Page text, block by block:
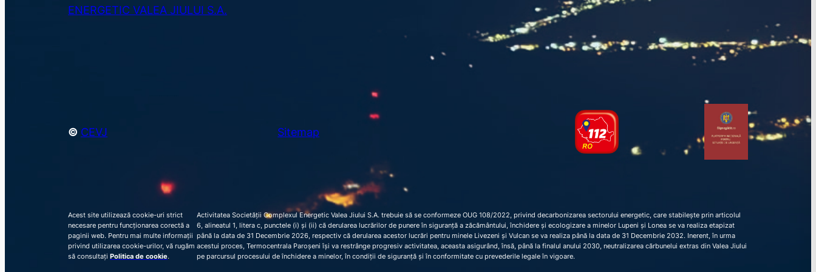
ENERGETIC VALEA JIULUI S.A.
© CEVJ Sitemap
Acest site utilizează cookie-uri strict
necesare pentru funcționarea corectă a
paginii web. Pentru mai multe informații
privind utilizarea cookie-urilor, vă rugăm
să consultați Politica de cookie.
Activitatea Societății Complexul Energetic Valea Jiului S.A. trebuie să se conformeze OUG 108/2022, privind decarbonizarea sectorului energetic, care stabilește prin articolul
6, alineatul 1, litera c, punctele (i) și (ii) că derularea lucrărilor de punere în siguranță a zăcământului, închidere și ecologizare a minelor Lupeni și Lonea se va realiza etapizat
până la data de 31 Decembrie 2026, respectiv că derularea acestor lucrări pentru minele Livezeni și Vulcan se va realiza până la data de 31 Decembrie 2032. Inerent, în urma
acestui proces, Termocentrala Paroșeni își va restrânge progresiv activitatea, aceasta asigurând, însă, până la finalul anului 2030, neutralizarea cărbunelui extras din Valea Jiului
pe parcursul procesului de închidere a minelor, în condiții de siguranță și în conformitate cu prevederile legale în vigoare.